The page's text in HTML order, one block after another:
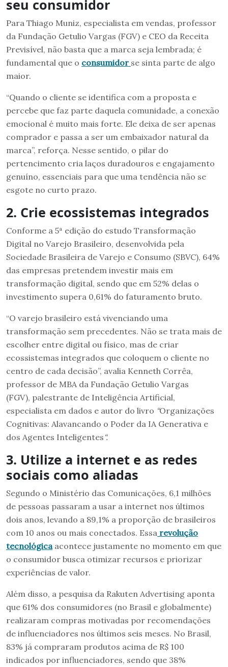
seu consumidor
Para Thiago Muniz, especialista em vendas, professor
da Fundação Getulio Vargas (FGV) e CEO da Receita
Previsível, não basta que a marca seja lembrada; é
fundamental que o consumidor se sinta parte de algo
maior.
“Quando o cliente se identifica com a proposta e
percebe que faz parte daquela comunidade, a conexão
emocional é muito mais forte. Ele deixa de ser apenas
comprador e passa a ser um embaixador natural da
marca”, reforça. Nesse sentido, o pilar do
pertencimento cria laços duradouros e engajamento
genuíno, essenciais para que uma tendência não se
esgote no curto prazo.
2. Crie ecossistemas integrados
Conforme a 5ª edição do estudo Transformação
Digital no Varejo Brasileiro, desenvolvida pela
Sociedade Brasileira de Varejo e Consumo (SBVC), 64%
das empresas pretendem investir mais em
transformação digital, sendo que em 52% delas o
investimento supera 0,61% do faturamento bruto.
“O varejo brasileiro está vivenciando uma
transformação sem precedentes. Não se trata mais de
escolher entre digital ou físico, mas de criar
ecossistemas integrados que coloquem o cliente no
centro de cada decisão”, avalia Kenneth Corrêa,
professor de MBA da Fundação Getulio Vargas
(FGV), palestrante de Inteligência Artificial,
especialista em dados e autor do livro “Organizações
Cognitivas: Alavancando o Poder da IA Generativa e
dos Agentes Inteligentes “.
3. Utilize a internet e as redes
sociais como aliadas
Segundo o Ministério das Comunicações, 6,1 milhões
de pessoas passaram a usar a internet nos últimos
dois anos, levando a 89,1% a proporção de brasileiros
com 10 anos ou mais conectados. Essa revolução
tecnológicaacontece justamente no momento em que
o consumidor busca otimizar recursos e priorizar
experiências de valor.
Além disso, a pesquisa da Rakuten Advertising aponta
que 61% dos consumidores (no Brasil e globalmente)
realizaram compras motivadas por recomendações
de influenciadores nos últimos seis meses. No Brasil,
83% já compraram produtos acima de R$ 100
indicados por influenciadores, sendo que 38%